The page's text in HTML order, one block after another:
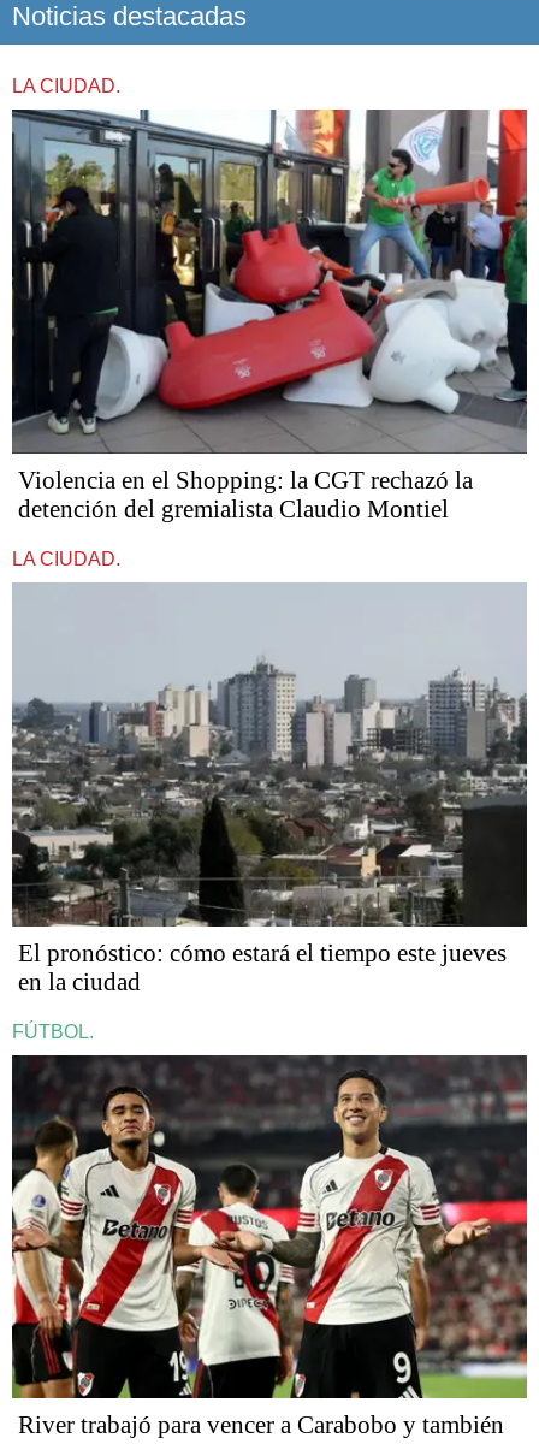
Noticias destacadas
LA CIUDAD.
Violencia en el Shopping: la CGT rechazó la
detención del gremialista Claudio Montiel
LA CIUDAD.
El pronóstico: cómo estará el tiempo este jueves
en la ciudad
FÚTBOL.
River trabajó para vencer a Carabobo y también